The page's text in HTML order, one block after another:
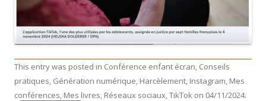
This entry was posted in Conférence enfant écran, Conseils
pratiques, Génération numérique, Harcèlement, Instagram, Mes
conférences, Mes livres, Réseaux sociaux,TikTok on 04/11/2024.